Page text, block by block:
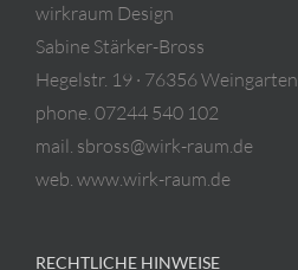
wirkraum Design
Sabine Stärker-Bross
Hegelstr. 19 · 76356 Weingarten
phone. 07244 540 102
mail. sbross@wirk-raum.de
web. www.wirk-raum.de
RECHTLICHE HINWEISE